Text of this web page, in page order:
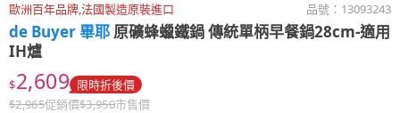
歐洲百年品牌,法國製造原裝進口 品號： 13093243
de Buyer 畢耶 原礦蜂蠟鐵鍋 傳統單柄早餐鍋28cm-適用
IH爐
$2,609 限時折後價
$2,965促銷價$3,950市售價